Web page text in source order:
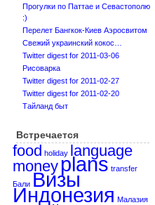
Прогулки по Паттае и Севастополю
:)
Перелет Бангкок-Киев Аэросвитом
Свежий украинский кокос…
Twitter digest for 2011-03-06
Рисоварка
Twitter digest for 2011-02-27
Twitter digest for 2011-02-20
Тайланд быт
Встречается
food holiday language
moneyplans transfer
Бали Визы
Индонезия Малазия